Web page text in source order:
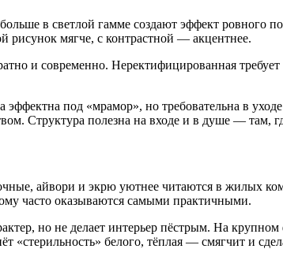
в светлой гамме создают эффект ровного
рисунок мягче, с контрастной — акцентнее.
и современно. Неректифицированная
под «мрамор», но требовательна в
Структура полезна на входе и в душе — там,
айвори и экрю уютнее читаются в жилых
часто оказываются самыми практичными.
но не делает интерьер пёстрым. На
белого, тёплая — смягчит и